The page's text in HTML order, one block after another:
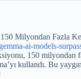
150 Milyondan Fazla
ai-models-
150
kullandı. Bu